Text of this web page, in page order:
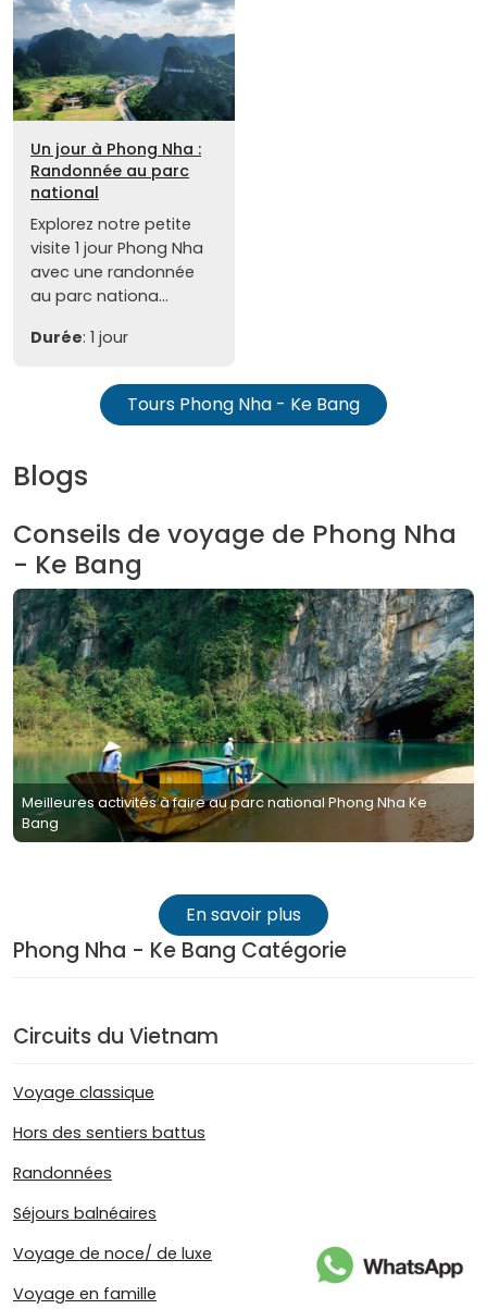
Un jour à Phong Nha :
Randonnée au parc
national
Explorez notre petite
visite 1 jour Phong Nha
avec une randonnée
au parc nationa...
Durée: 1 jour
Tours Phong Nha - Ke Bang
Blogs
Conseils de voyage de Phong Nha
- Ke Bang
Meilleures activités à faire au parc national Phong Nha Ke
Bang
En savoir plus
Phong Nha - Ke Bang Catégorie
Circuits du Vietnam
Voyage classique
Hors des sentiers battus
Randonnées
Séjours balnéaires
Voyage de noce/ de luxe
Voyage en famille